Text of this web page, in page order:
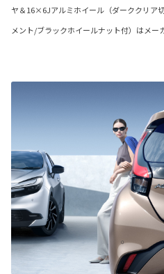
ヤ＆16×6Jアルミホイール（ダーククリア
メント/ブラックホイールナット付）はメー